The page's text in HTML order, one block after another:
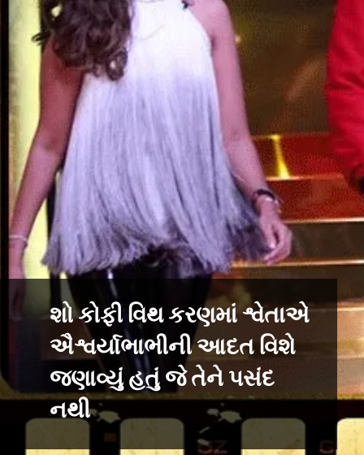
શો કોફી વિથ કરણમાં શ્વેતાએ
ઐશ્વર્યાભાભીની આદત વિશે
જણાવ્યું હતું જે તેને પસંદ
નથી